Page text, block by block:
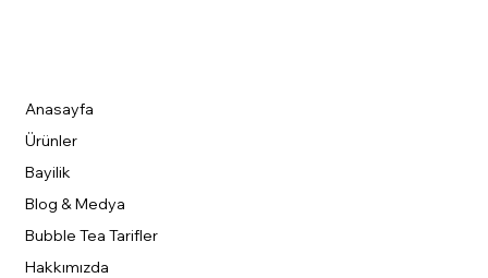
Anasayfa
Ürünler
Bayilik
Blog & Medya
Bubble Tea Tarifler
Hakkımızda